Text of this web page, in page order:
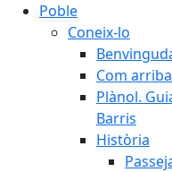
Poble
Coneix-lo
Com
Plànol.
Barris
Història